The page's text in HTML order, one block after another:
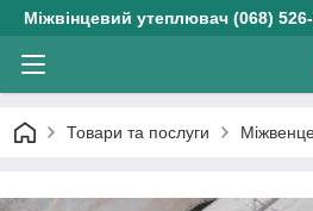
Міжвінцевий утеплювач (068)
Товари та послуги